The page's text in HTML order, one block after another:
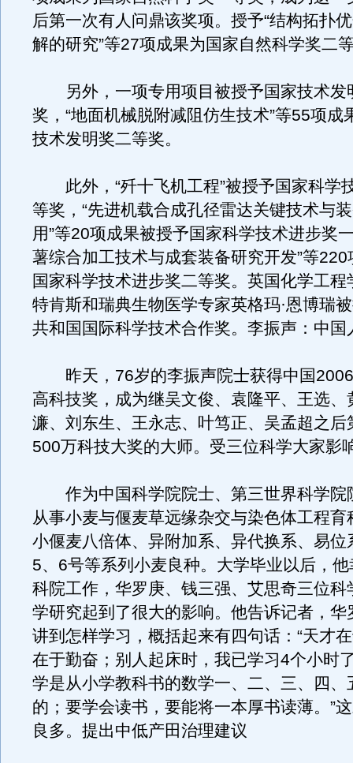
后第一次有人问鼎该奖项。授予“结构拓扑
解的研究”等27项成果为国家自然科学奖二
另外，一项专用项目被授予国家技术发
奖，“地面机械脱附减阻仿生技术”等55项成
技术发明奖二等奖。
此外，“歼十飞机工程”被授予国家科学
等奖，“先进机载合成孔径雷达关键技术与
用”等20项成果被授予国家科学技术进步奖
薯综合加工技术与成套装备研究开发”等
国家科学技术进步奖二等奖。英国化学工程
特肯斯和瑞典生物医学专家英格玛·恩博瑞
共和国国际科学技术合作奖。李振声：中国
昨天，76岁的李振声院士获得中国
高科技奖，成为继吴文俊、袁隆平、王选、
濂、刘东生、王永志、叶笃正、吴孟超之后
500万科技大奖的大师。受三位科学大家影
作为中国科学院院士、第三世界科学院
从事小麦与偃麦草远缘杂交与染色体工程育
小偃麦八倍体、异附加系、异代换系、易位
5、6号等系列小麦良种。大学毕业以后，
科院工作，华罗庚、钱三强、艾思奇三位科
学研究起到了很大的影响。他告诉记者，华
讲到怎样学习，概括起来有四句话：“天才
在于勤奋；别人起床时，我已学习4个小时
学是从小学教科书的数学一、二、三、四、
的；要学会读书，要能将一本厚书读薄。”
良多。提出中低产田治理建议